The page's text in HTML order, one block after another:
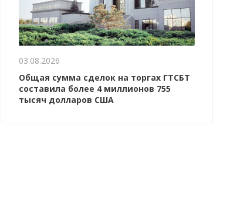
03.08.2026
Общая сумма сделок на торгах ГТСБТ
составила более 4 миллионов 755
тысяч долларов США